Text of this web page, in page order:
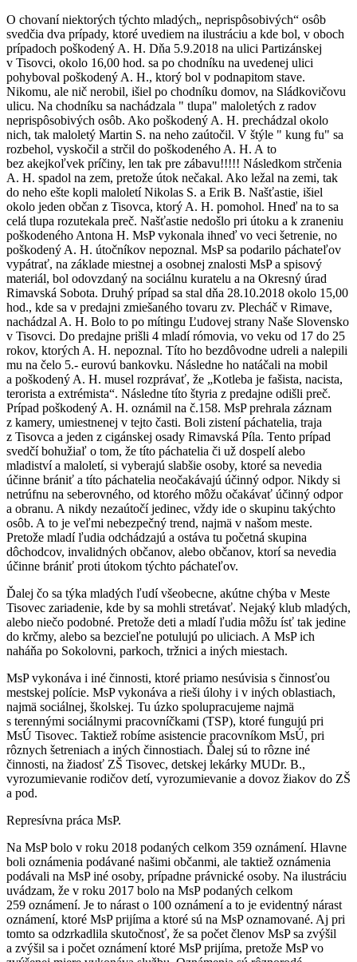
O chovaní niektorých týchto mladých„ neprispôsobivých“ osôb
svedčia dva prípady, ktoré uvediem na ilustráciu a kde bol, v oboch
prípadoch poškodený A. H. Dňa 5.9.2018 na ulici Partizánskej
v Tisovci, okolo 16,00 hod. sa po chodníku na uvedenej ulici
pohyboval poškodený A. H., ktorý bol v podnapitom stave.
Nikomu, ale nič nerobil, išiel po chodníku domov, na Sládkovičovu
ulicu. Na chodníku sa nachádzala " tlupa" maloletých z radov
neprispôsobivých osôb. Ako poškodený A. H. prechádzal okolo
nich, tak maloletý Martin S. na neho zaútočil. V štýle " kung fu" sa
rozbehol, vyskočil a strčil do poškodeného A. H. A to
bez akejkoľvek príčiny, len tak pre zábavu!!!!! Následkom strčenia
A. H. spadol na zem, pretože útok nečakal. Ako ležal na zemi, tak
do neho ešte kopli maloletí Nikolas S. a Erik B. Našťastie, išiel
okolo jeden občan z Tisovca, ktorý A. H. pomohol. Hneď na to sa
celá tlupa rozutekala preč. Našťastie nedošlo pri útoku a k zraneniu
poškodeného Antona H. MsP vykonala ihneď vo veci šetrenie, no
poškodený A. H. útočníkov nepoznal. MsP sa podarilo páchateľov
vypátrať, na základe miestnej a osobnej znalosti MsP a spisový
materiál, bol odovzdaný na sociálnu kuratelu a na Okresný úrad
Rimavská Sobota. Druhý prípad sa stal dňa 28.10.2018 okolo 15,00
hod., kde sa v predajni zmiešaného tovaru zv. Plecháč v Rimave,
nachádzal A. H. Bolo to po mítingu Ľudovej strany Naše Slovensko
v Tisovci. Do predajne prišli 4 mladí rómovia, vo veku od 17 do 25
rokov, ktorých A. H. nepoznal. Títo ho bezdôvodne udreli a nalepili
mu na čelo 5.- eurovú bankovku. Následne ho natáčali na mobil
a poškodený A. H. musel rozprávať, že „Kotleba je fašista, nacista,
terorista a extrémista“. Následne títo štyria z predajne odišli preč.
Prípad poškodený A. H. oznámil na č.158. MsP prehrala záznam
z kamery, umiestnenej v tejto časti. Boli zistení páchatelia, traja
z Tisovca a jeden z cigánskej osady Rimavská Píla. Tento prípad
svedčí bohužiaľ o tom, že títo páchatelia či už dospelí alebo
mladiství a maloletí, si vyberajú slabšie osoby, ktoré sa nevedia
účinne brániť a títo páchatelia neočakávajú účinný odpor. Nikdy si
netrúfnu na seberovného, od ktorého môžu očakávať účinný odpor
a obranu. A nikdy nezaútočí jedinec, vždy ide o skupinu takýchto
osôb. A to je veľmi nebezpečný trend, najmä v našom meste.
Pretože mladí ľudia odchádzajú a ostáva tu početná skupina
dôchodcov, invalidných občanov, alebo občanov, ktorí sa nevedia
účinne brániť proti útokom týchto páchateľov.
Ďalej čo sa týka mladých ľudí všeobecne, akútne chýba v Meste
Tisovec zariadenie, kde by sa mohli stretávať. Nejaký klub mladých,
alebo niečo podobné. Pretože deti a mladí ľudia môžu ísť tak jedine
do krčmy, alebo sa bezcieľne potulujú po uliciach. A MsP ich
naháňa po Sokolovni, parkoch, tržnici a iných miestach.
MsP vykonáva i iné činnosti, ktoré priamo nesúvisia s činnosťou
mestskej polície. MsP vykonáva a rieši úlohy i v iných oblastiach,
najmä sociálnej, školskej. Tu úzko spolupracujeme najmä
s terennými sociálnymi pracovníčkami (TSP), ktoré fungujú pri
MsÚ Tisovec. Taktiež robíme asistencie pracovníkom MsÚ, pri
rôznych šetreniach a iných činnostiach. Ďalej sú to rôzne iné
činnosti, na žiadosť ZŠ Tisovec, detskej lekárky MUDr. B.,
vyrozumievanie rodičov detí, vyrozumievanie a dovoz žiakov do ZŠ
a pod.
Represívna práca MsP.
Na MsP bolo v roku 2018 podaných celkom 359 oznámení. Hlavne
boli oznámenia podávané našimi občanmi, ale taktiež oznámenia
podávali na MsP iné osoby, prípadne právnické osoby. Na ilustráciu
uvádzam, že v roku 2017 bolo na MsP podaných celkom
259 oznámení. Je to nárast o 100 oznámení a to je evidentný nárast
oznámení, ktoré MsP prijíma a ktoré sú na MsP oznamované. Aj pri
tomto sa odzrkadlila skutočnosť, že sa počet členov MsP sa zvýšil
a zvýšil sa i počet oznámení ktoré MsP prijíma, pretože MsP vo